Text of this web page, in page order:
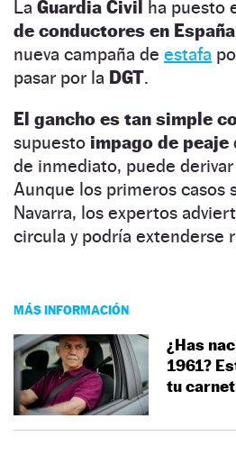
La Guardia Civil ha puesto
de conductores en España
nueva campaña de estafa
pasar por la DGT.
El gancho es tan simple
supuesto impago de peaje
de inmediato, puede
Aunque los primeros casos
Navarra, los expertos
circula y podría extenderse
MÁS INFORMACIÓN
¿Has
1961?
tu